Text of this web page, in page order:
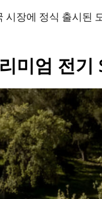
장에 정식 출시된
미엄 전기